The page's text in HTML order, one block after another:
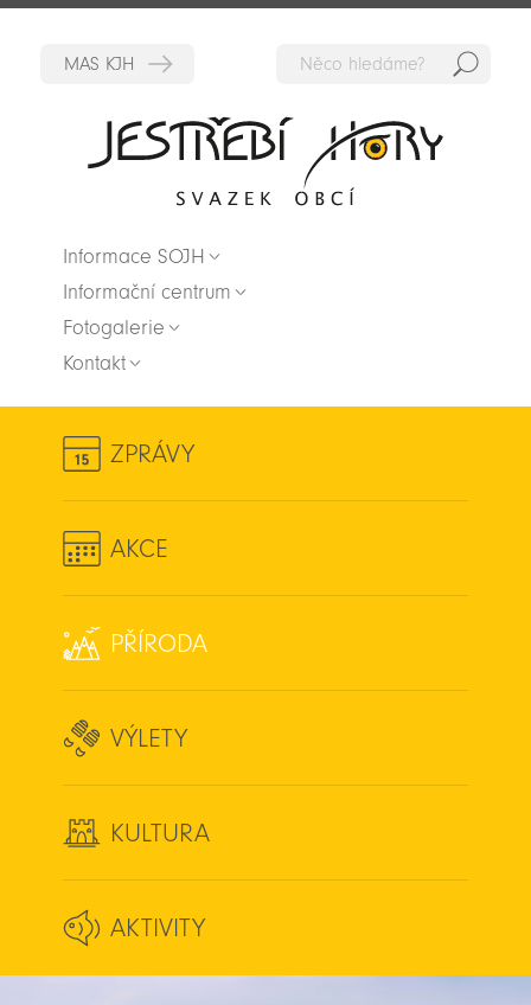
Informace SOJH
Informační centrum
Fotogalerie
Kontakt
ZPRÁVY
AKCE
PŘÍRODA
VÝLETY
KULTURA
AKTIVITY